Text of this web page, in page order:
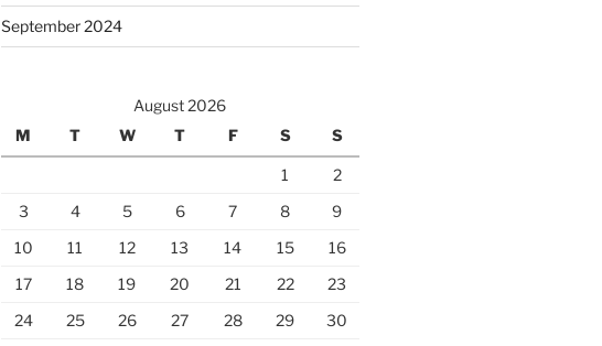
September 2024
August 2026
M
T W T F S S
1
2
3
4 5 6 7 8
9
10
11 12 13 14 15
16
17
18 19 20 21 22
23
24
25 26 27 28 29
30